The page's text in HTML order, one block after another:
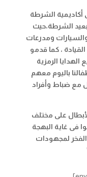
أكاديمية الشرطة
الشرطة،حيث
والسيارات ومدرعات
، كما قدمو
الرمزية
باليوم معهم
مع ضباط وأفراد
على مختلف
فى غاية البهجة
لمجهودات